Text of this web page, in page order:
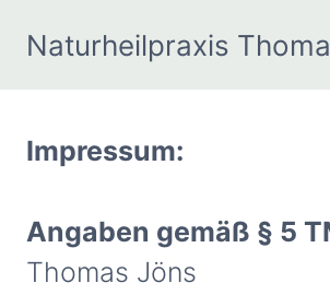
InhaltNaturheilpraxis
Impressum:
Angaben gemäß § 5
Thomas Jöns